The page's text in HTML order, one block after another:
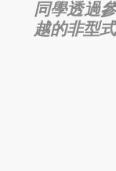
同學透過
越的非型